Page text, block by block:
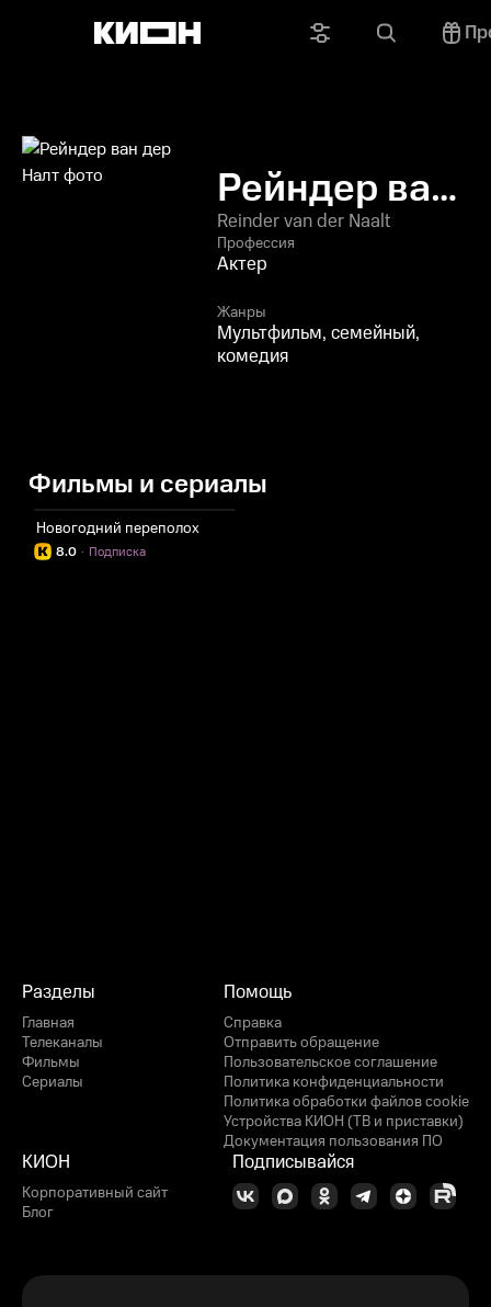
Рейндер ван
дер Налт
Reinder van der Naalt
Профессия
Актер
Жанры
Мультфильм, семейный,
комедия
Фильмы и сериалы
Новогодний переполох
8.0 Подписка
·
Разделы
Главная
Телеканалы
Фильмы
Сериалы
Помощь
Справка
Отправить обращение
Пользовательское соглашение
Политика конфиденциальности
Политика обработки файлов cookie
Устройства КИОН (ТВ и приставки)
Документация пользования ПО
КИОН
Корпоративный сайт
Блог
Подписывайся